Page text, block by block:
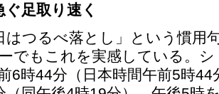
足取り速く
はつるべ落とし」という慣用
でもこれを実感している。
6時44分（日本時間午前5時